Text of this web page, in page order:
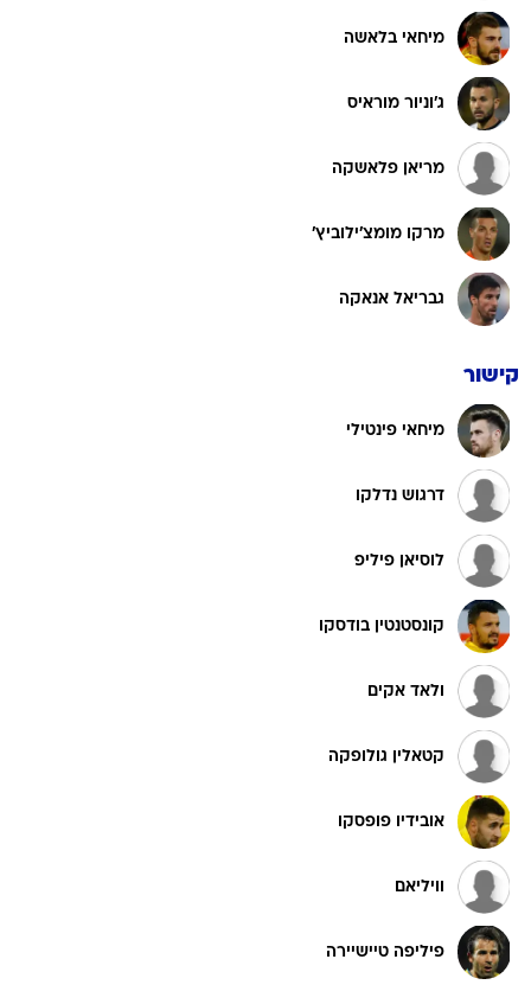
מיחאי בלאשה
ג'וניור מוראיס
מריאן פלאשקה
מרקו מומצ'ילוביץ'
גבריאל אנאקה
קישור
מיחאי פינטילי
דרגוש נדלקו
לוסיאן פיליפ
קונסטנטין בודסקו
ולאד אקים
קטאלין גולופקה
אובידיו פופסקו
וויליאם
פיליפה טיישיירה